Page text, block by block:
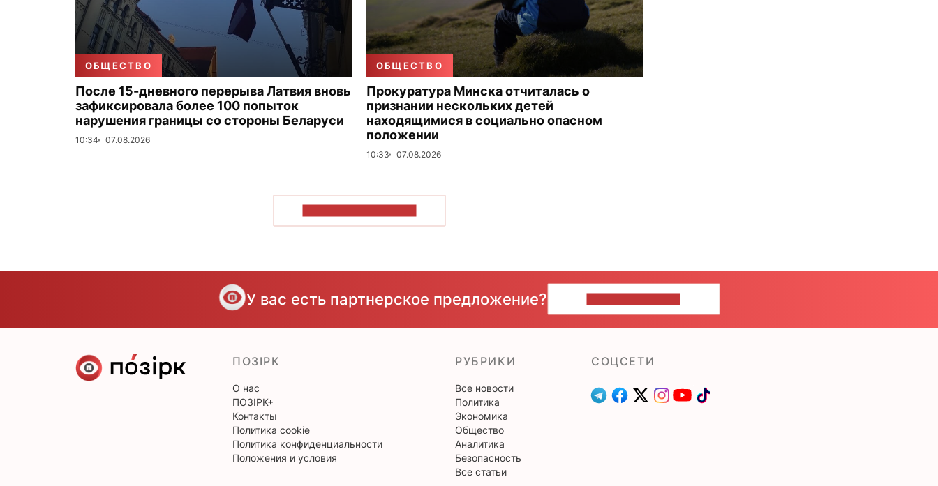
ОБЩЕСТВО
После 15-дневного перерыва Латвия вновь
зафиксировала более 100 попыток
нарушения границы со стороны Беларуси
10:34 07.08.2026
ОБЩЕСТВО
Прокуратура Минска отчиталась о
признании нескольких детей
находящимися в социально опасном
положении
10:33 07.08.2026
У вас есть партнерское предложение?
ПОЗІРК
О нас
ПОЗІРК+
Контакты
Политика cookie
Политика конфиденциальности
Положения и условия
РУБРИКИ
Все новости
Политика
Экономика
Общество
Аналитика
Безопасность
Все статьи
CОЦСЕТИ